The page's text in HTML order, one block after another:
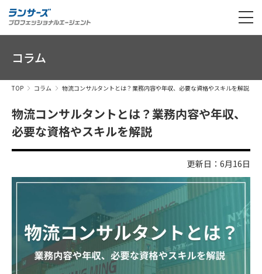
コラム
TOP コラム 物流コンサルタントとは？業務内容や年収、必要な資格やスキルを解説
物流コンサルタントとは？業務内容や年収、
必要な資格やスキルを解説
更新日：6月16日